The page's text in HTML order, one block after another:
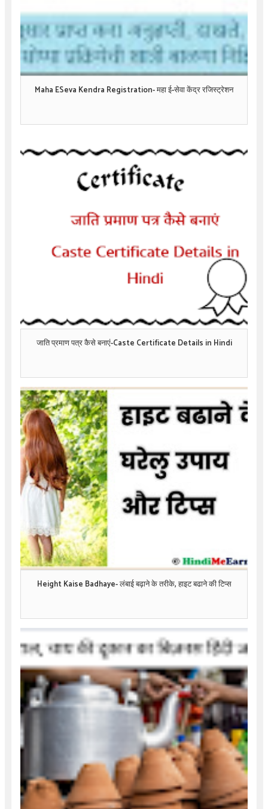
Maha ESeva Kendra Registration- महा ई-सेवा केंद्र रजिस्ट्रेशन
जाति प्रमाण पत्र कैसे बनाएं-Caste Certificate Details in Hindi
Height Kaise Badhaye- लंबाई बढ़ाने के तरीके, हाइट बढाने की टिप्स